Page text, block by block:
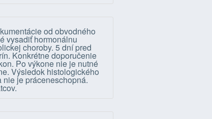
od obvodného
vysadiť hormonálnu
choroby. 5 dní pred
Konkrétne doporučenie
Po výkone nie je nutné
Výsledok histologického
je práceneschopná.